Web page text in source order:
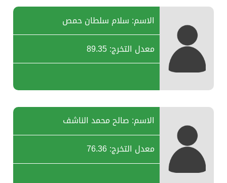
الاسم: سلام سلطان حمص
معدل التخرج: 89.35
الاسم: صالح محمد الناشف
معدل التخرج: 76.36